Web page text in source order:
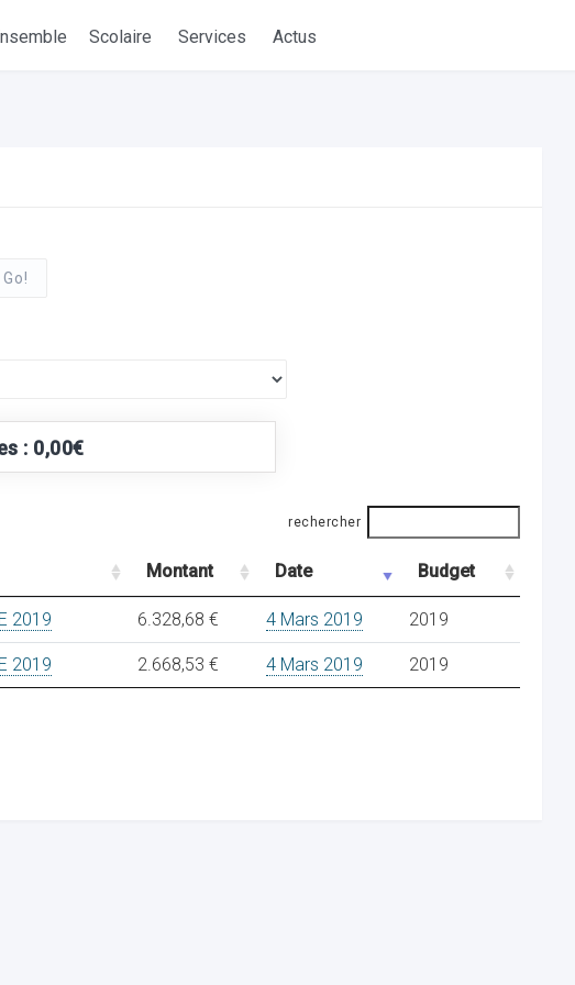
Scolaire Services Actus
Go!
: 0,00€
rechercher
Montant Date Budget
2019 6.328,68 € 4 Mars 2019 2019
2019 2.668,53 € 4 Mars 2019 2019